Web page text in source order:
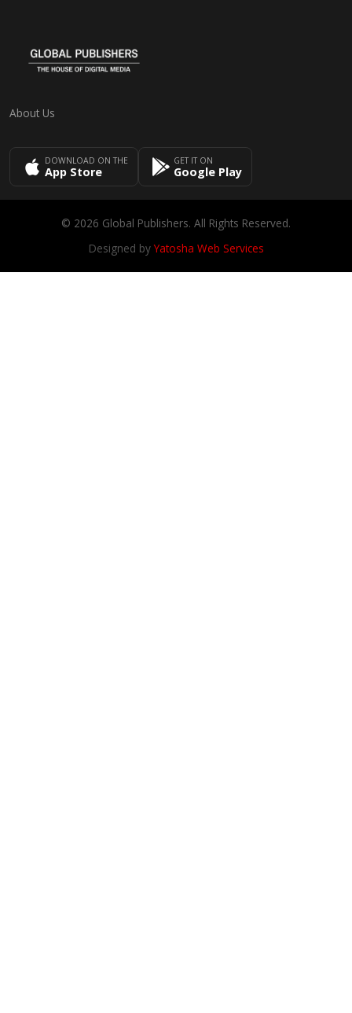
About Us
DOWNLOAD ON THE
App Store
GET IT ON
Google Play
© 2026 Global Publishers. All Rights Reserved.
Designed byYatosha Web Services